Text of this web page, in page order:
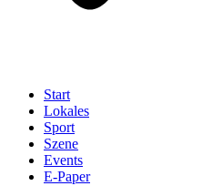
Start
Lokales
Sport
Szene
Events
E-Paper